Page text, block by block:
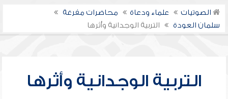
الصوتيات علماء ودعاة
محاضرات مفرغة
سلمان العودة
التربية الوجدانية وأثرها
التربية الوجدانية وأثرها